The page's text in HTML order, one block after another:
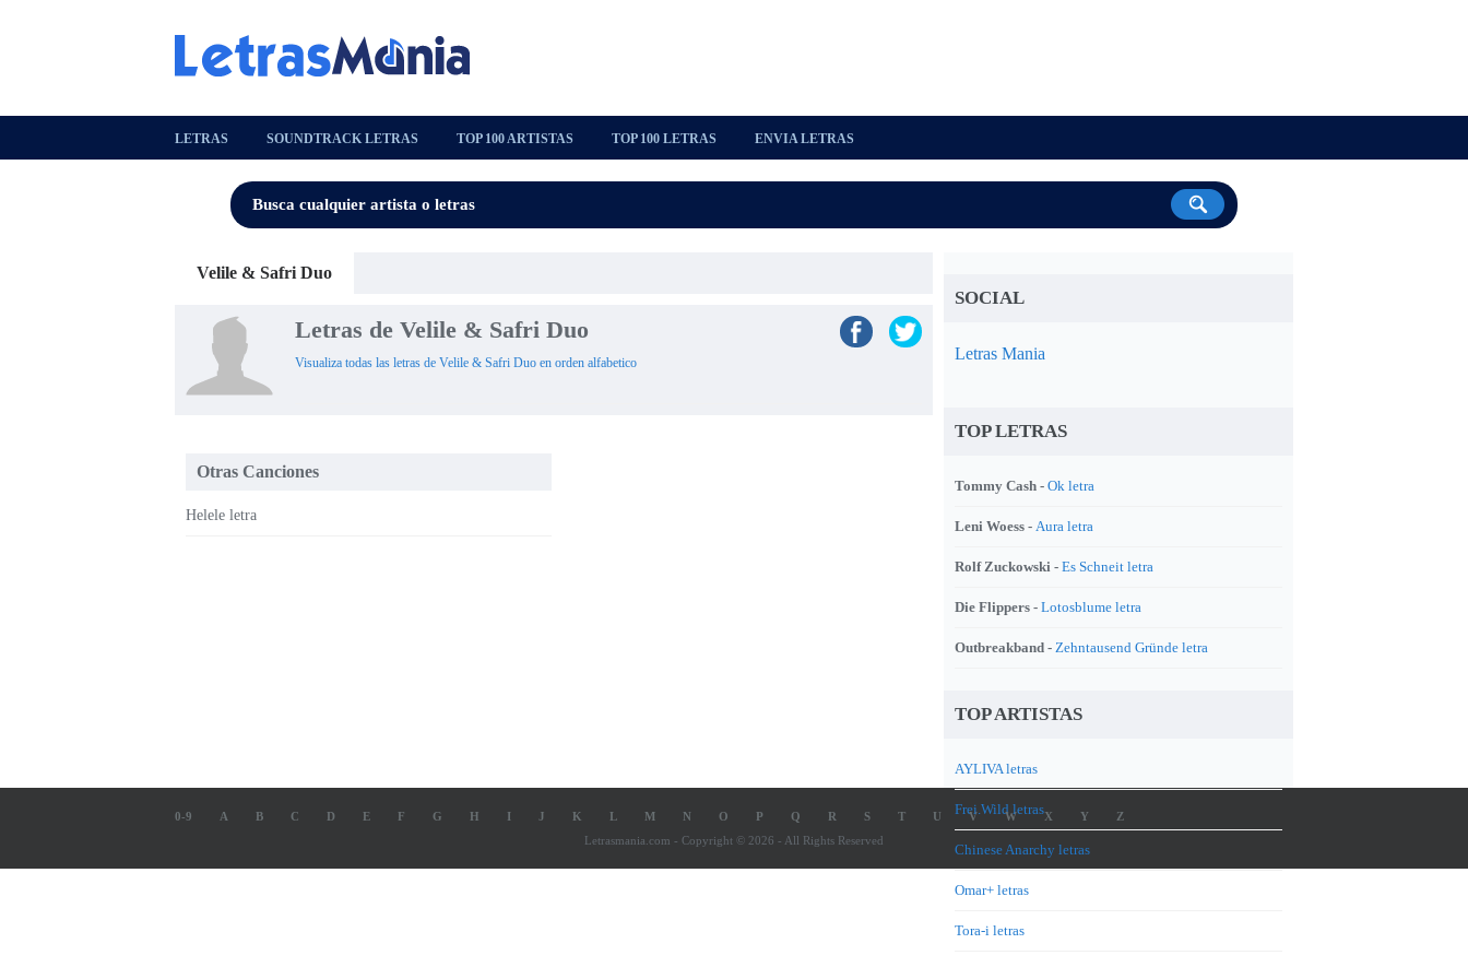
LETRAS SOUNDTRACK LETRAS TOP 100 ARTISTAS TOP 100 LETRAS ENVIA LETRAS
Velile & Safri Duo
Letras de Velile & Safri Duo
Visualiza todas las letras de Velile & Safri Duo en orden alfabetico
Otras Canciones
Helele letra
SOCIAL
Letras Mania
TOP LETRAS
Tommy Cash - Ok letra
Leni Woess - Aura letra
Rolf Zuckowski - Es Schneit letra
Die Flippers - Lotosblume letra
Outbreakband - Zehntausend Gründe letra
TOP ARTISTAS
AYLIVA letras
Frei.Wild letras
Chinese Anarchy letras
Omar+ letras
Tora-i letras
0-9 A B C D E F G H I J K L M N O P Q R S T U V W X Y
Z
Letrasmania.com - Copyright © 2026 - All Rights Reserved